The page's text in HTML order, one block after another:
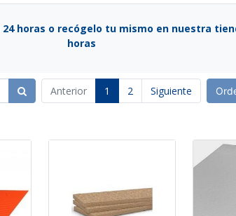
horas o recógelo tu mismo en nuestra
horas
Anterior 1 2 Siguiente